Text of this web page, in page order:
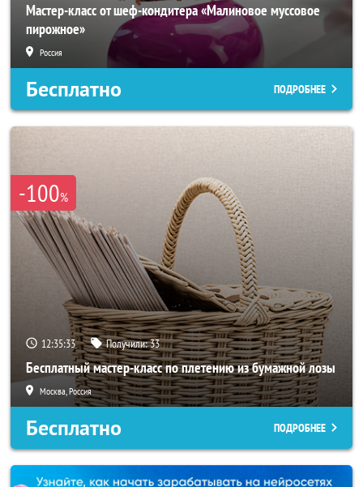
Мастер-класс от шеф-кондитера «Малиновое муссовое
пирожное»
Россия
Бесплатно ПОДРОБНЕЕ
-100%
12:35:31 Получили:33
Бесплатный мастер-класс по плетению из бумажной лозы
Москва, Россия
Бесплатно ПОДРОБНЕЕ